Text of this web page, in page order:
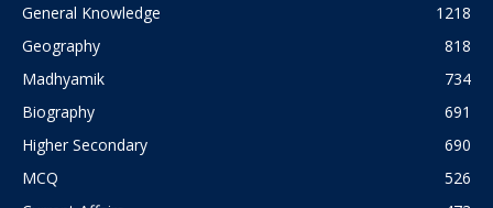
General Knowledge
1218
Geography
818
Madhyamik
734
Biography
691
Higher Secondary
690
MCQ
526